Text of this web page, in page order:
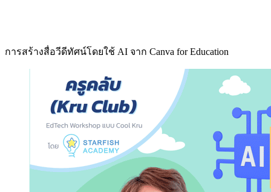
การสร้างสื่อวีดีทัศน์โดยใช้ AI จาก Canva for Education